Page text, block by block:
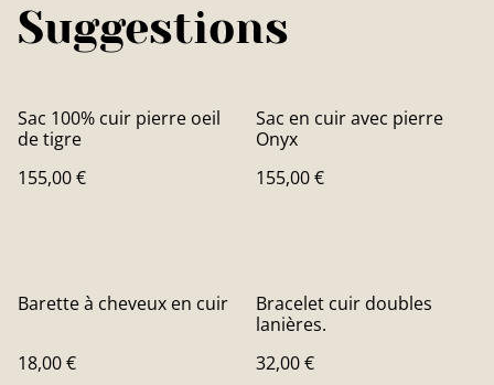
Suggestions
Sac 100% cuir pierre oeil
de tigre
155,00 €
Sac en cuir avec pierre
Onyx
155,00 €
Barette à cheveux en cuir
18,00 €
Bracelet cuir doubles
lanières.
32,00 €